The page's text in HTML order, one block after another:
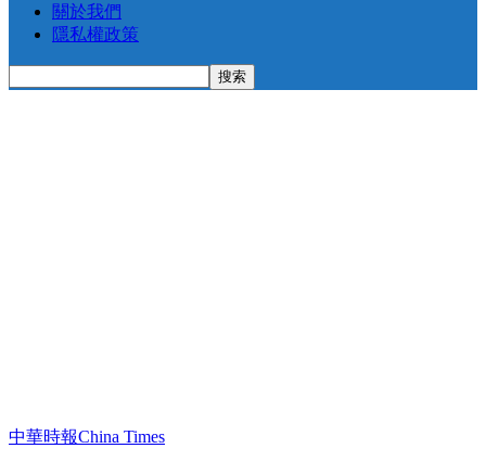
關於我們
隱私權政策
中華時報China Times